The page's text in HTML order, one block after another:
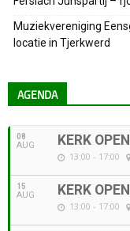
Muziekvereniging
locatie in Tjerkwerd
AGENDA
08
AUG KERK
13:00 - 17:00
15
AUG KERK
13:00 - 17:00